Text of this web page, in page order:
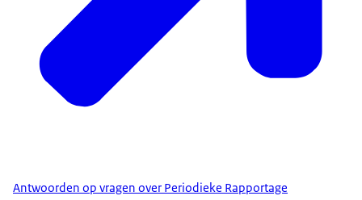
Antwoorden op vragen over Periodieke Rapportage